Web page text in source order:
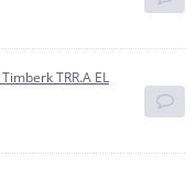
TRR.A EL